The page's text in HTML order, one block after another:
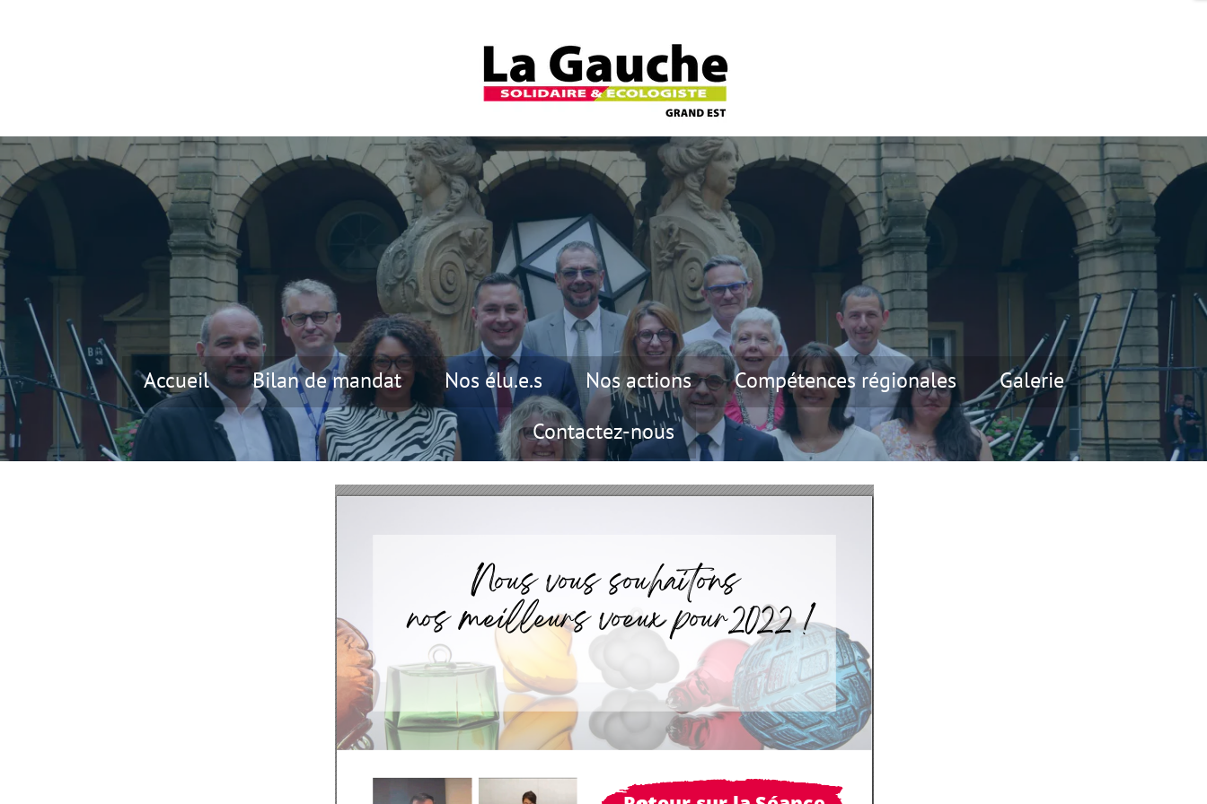
Accueil Bilan de mandat Nos élu.e.s Nos actions Compétences régionales
Galerie
Contactez-nous
Nous vous souhaitons
nos meilleurs voeux pour2022 !